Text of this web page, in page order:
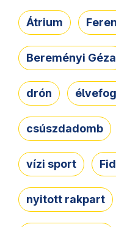
Átrium
Bereményi Géza
drón
csúszdadomb
vízi sport
nyitott rakpart